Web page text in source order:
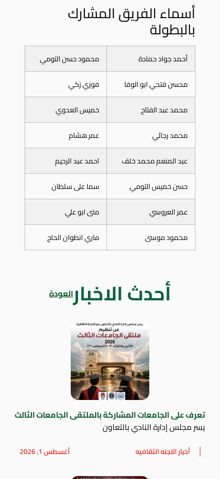
أسماء الفريق المشارك
بالبطولة
أحمد جواد حمادة
محمود حسن التومي
محسن فتحي ابو الوفا
فوزي زكي
محمد عبد الفتاح
خميس العدوي
محمد رجائي
عمر هشام
عبد المنعم محمد خلف
احمد عبد الرحيم
حسن خميس التومي
سما على سلطان
عمر العروسي
منى ابو علي
محمود موسى
ماري انطوان الحاج
أحدث الاخبارالعودة
تعرف على الجامعات المشاركة بالملتقى الجامعات الثالث
يسر مجلس إدارة النادي بالتعاون
أخبار اللجنه الثقافيه أغسطس 1, 2026